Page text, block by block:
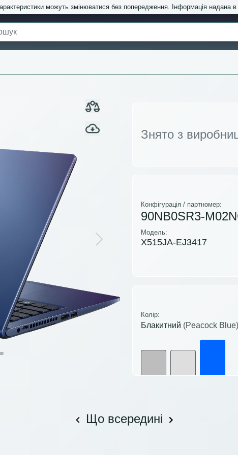
можуть змінюватися без попередження. Інформація
Next
Знято з
Конфігурація / партномер:
90NB0SR3-
Модель:
X515JA-EJ3417
Колір:
Блакитний (Peacock Blue)
Що всередині